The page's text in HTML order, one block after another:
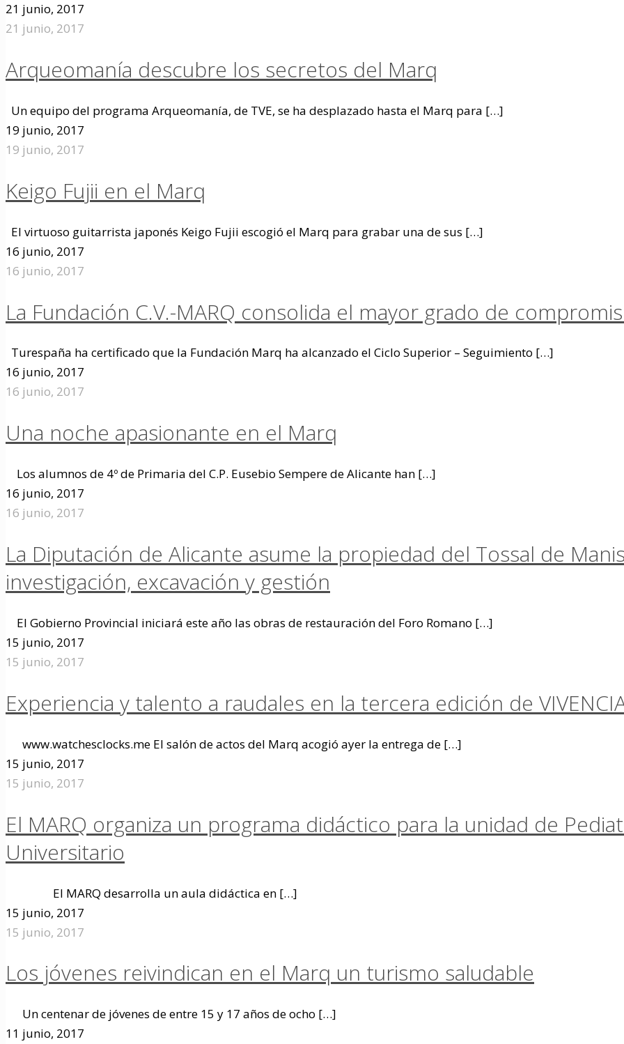
21 junio, 2017
21 junio, 2017
Arqueomanía descubre los secretos del Marq
Un equipo del programa Arqueomanía, de TVE, se ha desplazado hasta el Marq para […]
19 junio, 2017
19 junio, 2017
Keigo Fujii en el Marq
El virtuoso guitarrista japonés Keigo Fujii escogió el Marq para grabar una de sus […]
16 junio, 2017
16 junio, 2017
La Fundación C.V.-MARQ consolida el mayor grado de
Turespaña ha certificado que la Fundación Marq ha alcanzado el Ciclo Superior – Seguimiento […]
16 junio, 2017
16 junio, 2017
Una noche apasionante en el Marq
Los alumnos de 4º de Primaria del C.P. Eusebio Sempere de Alicante han […]
16 junio, 2017
16 junio, 2017
La Diputación de Alicante asume la propiedad del Tossal de
investigación, excavación y gestión
El Gobierno Provincial iniciará este año las obras de restauración del Foro Romano […]
15 junio, 2017
15 junio, 2017
Experiencia y talento a raudales en la tercera edición de
www.watchesclocks.me El salón de actos del Marq acogió ayer la entrega de […]
15 junio, 2017
15 junio, 2017
El MARQ organiza un programa didáctico para la unidad de
Universitario
El MARQ desarrolla un aula didáctica en […]
15 junio, 2017
15 junio, 2017
Los jóvenes reivindican en el Marq un turismo saludable
Un centenar de jóvenes de entre 15 y 17 años de ocho […]
11 junio, 2017